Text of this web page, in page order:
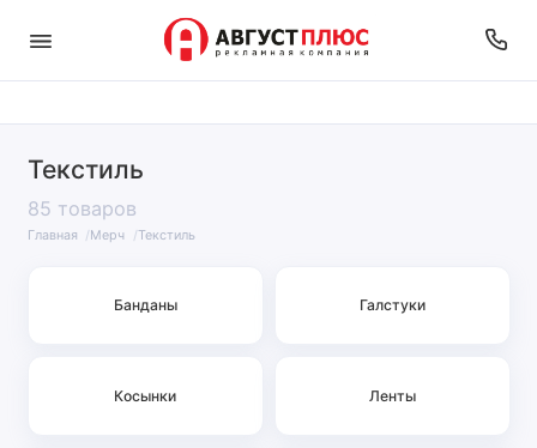
Текстиль
85 товаров
Главная Мерч Текстиль
Банданы Галстуки
Косынки Ленты